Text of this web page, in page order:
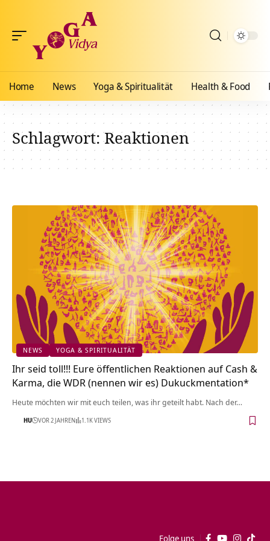
Home News Yoga & Spiritualität Health & Food
Schlagwort:Reaktionen
NEWS YOGA & SPIRITUALITÄT
Ihr seid toll!!! Eure öffentlichen Reaktionen auf Cash &
Karma, die WDR (nennen wir es) Dukuckmentation*
Heute möchten wir mit euch teilen, was ihr geteilt habt. Nach der…
HU VOR 2 JAHREN 1.1K VIEWS
Folge uns